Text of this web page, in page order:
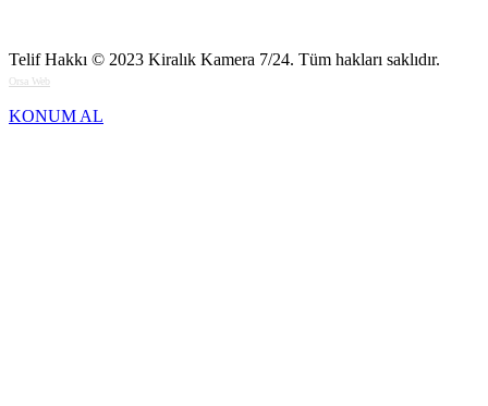
Telif Hakkı © 2023 Kiralık Kamera 7/24. Tüm hakları saklıdır.
Orsa Web
KONUM AL